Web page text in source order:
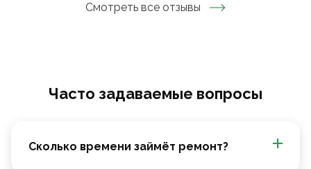
Смотреть все отзывы
Часто задаваемые вопросы
Сколько времени займёт ремонт?